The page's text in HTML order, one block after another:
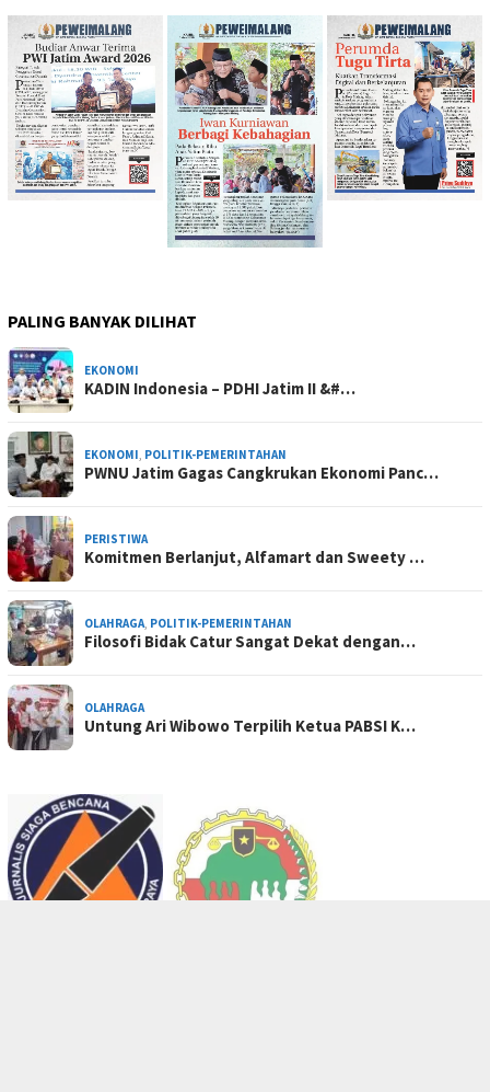
PALING BANYAK DILIHAT
EKONOMI
KADIN Indonesia – PDHI Jatim II &#…
EKONOMI, POLITIK-PEMERINTAHAN
PWNU Jatim Gagas Cangkrukan Ekonomi Panc…
PERISTIWA
Komitmen Berlanjut, Alfamart dan Sweety …
OLAHRAGA, POLITIK-PEMERINTAHAN
Filosofi Bidak Catur Sangat Dekat dengan…
OLAHRAGA
Untung Ari Wibowo Terpilih Ketua PABSI K…